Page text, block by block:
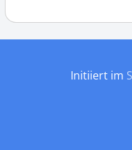
Initiiert im